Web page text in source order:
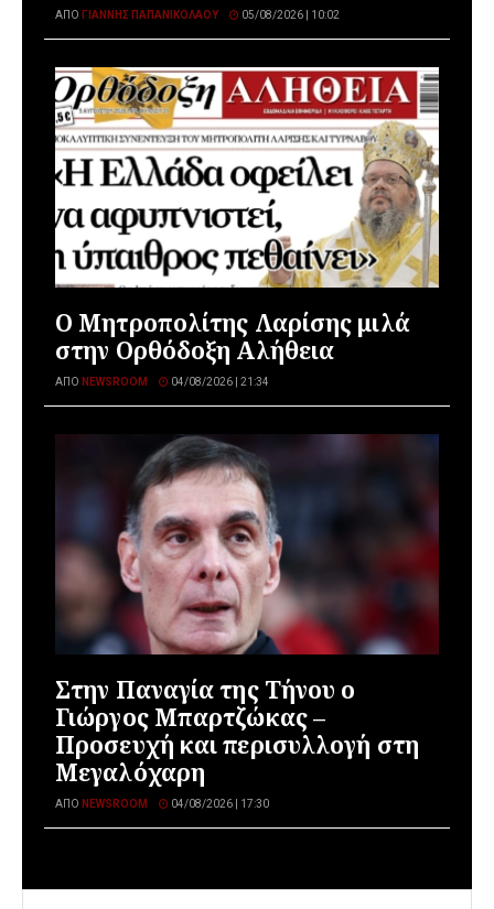
ΑΠΌ ΓΙΆΝΝΗΣ ΠΑΠΑΝΙΚΟΛΆΟΥ 05/08/2026 | 10:02
Ο Μητροπολίτης Λαρίσης μιλά
στην Ορθόδοξη Αλήθεια
ΑΠΌ NEWSROOM 04/08/2026 | 21:34
Στην Παναγία της Τήνου ο
Γιώργος Μπαρτζώκας –
Προσευχή και περισυλλογή στη
Μεγαλόχαρη
ΑΠΌ NEWSROOM 04/08/2026 | 17:30